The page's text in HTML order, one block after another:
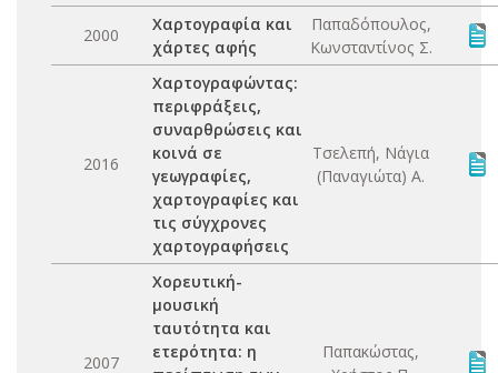
2000
Χαρτογραφία και
χάρτες αφής
Παπαδόπουλος,
Κωνσταντίνος Σ.
2016
Χαρτογραφώντας:
περιφράξεις,
συναρθρώσεις και
κοινά σε
γεωγραφίες,
χαρτογραφίες και
τις σύγχρονες
χαρτογραφήσεις
Τσελεπή, Νάγια
(Παναγιώτα) Α.
2007
Χορευτική-
μουσική
ταυτότητα και
ετερότητα: η
Παπακώστας,